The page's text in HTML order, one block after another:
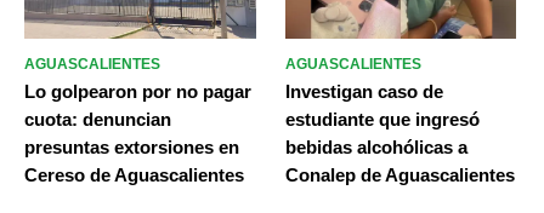
AGUASCALIENTES
Lo golpearon por no pagar
cuota: denuncian
presuntas extorsiones en
Cereso de Aguascalientes
AGUASCALIENTES
Investigan caso de
estudiante que ingresó
bebidas alcohólicas a
Conalep de Aguascalientes